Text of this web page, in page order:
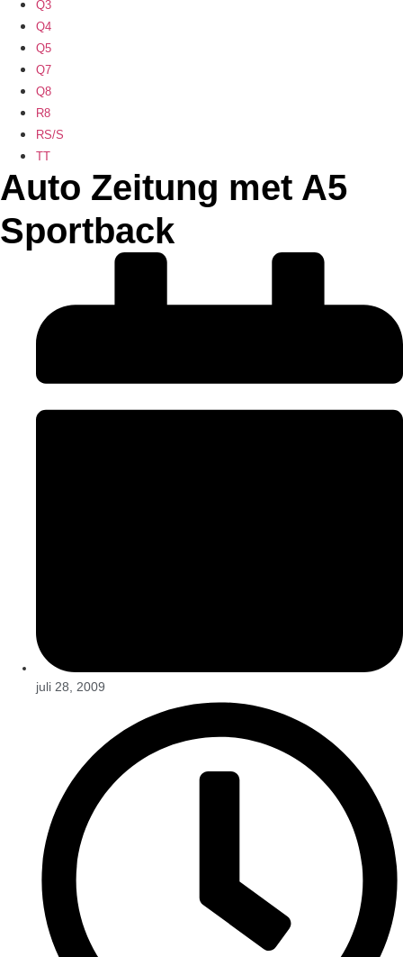
Q3
Q4
Q5
Q7
Q8
R8
RS/S
TT
Auto Zeitung met A5
Sportback
juli 28, 2009